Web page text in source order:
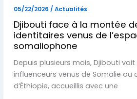
05/22/2026 / Actualités
Djibouti face à la montée
identitaires venus de
somaliophone
Depuis plusieurs mois, Djibouti
influenceurs venus de Somalie ou
d’Éthiopie, accueillis avec une